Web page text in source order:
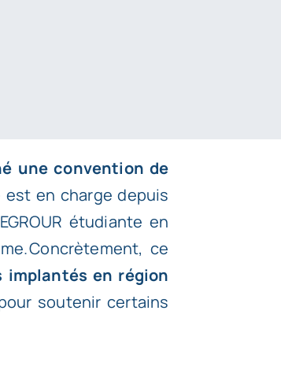
une convention de
est en charge depuis
étudiante en
Concrètement, ce
implantés en région
soutenir certains